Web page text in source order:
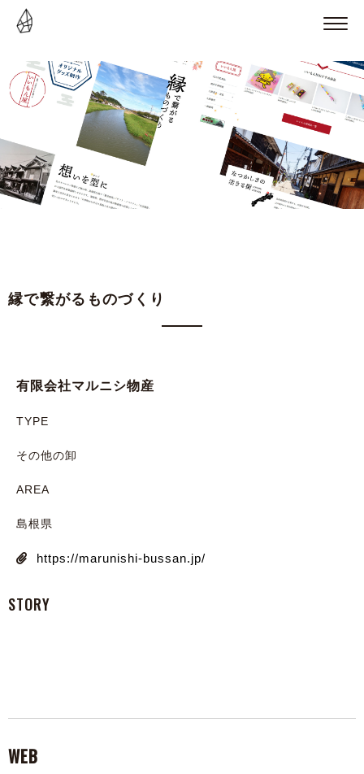
縁で繋がるものづくり
有限会社マルニシ物産
TYPE
その他の卸
AREA
島根県
https://marunishi-bussan.jp/
STORY
WEB